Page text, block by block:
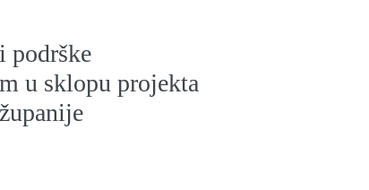
podrške
u sklopu projekta